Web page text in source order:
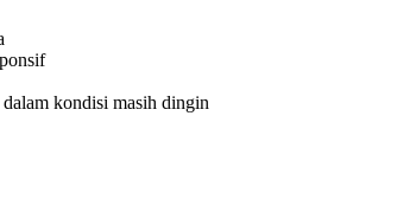
kondisi masih dingin